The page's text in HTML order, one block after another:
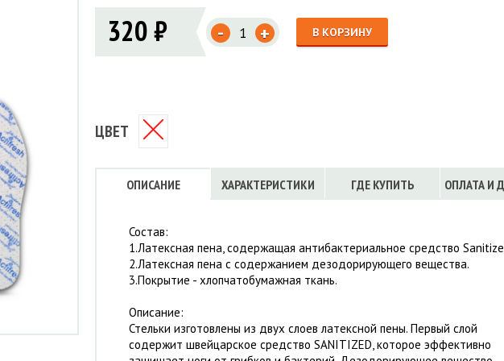
МЕМБРАННАЯ ОДЕЖДА
Флисовые брюки
Флисовые кофты
ЖИЛЕТЫ
ТРУСЫ
ЮБКИ, ПЛАТЬЯ
ИНСТРУМЕНТЫ
КОБУРЫ, ЧЕХЛЫ, РЕМНИ
Кобуры
320 ₽ - + В КОРЗИНУ
ЦВЕТ
ОПИСАНИЕ ХАРАКТЕРИСТИКИ ГДЕ КУПИТЬ ОПЛАТА И
Состав:
1.Латексная пена, содержащая антибактериальное средство
2.Латексная пена с содержанием дезодорирующего вещества.
3.Покрытие - хлопчатобумажная ткань.
Описание:
Стельки изготовлены из двух слоев латексной пены. Первый слой
содержит швейцарское средство SANITIZED, которое эффективно